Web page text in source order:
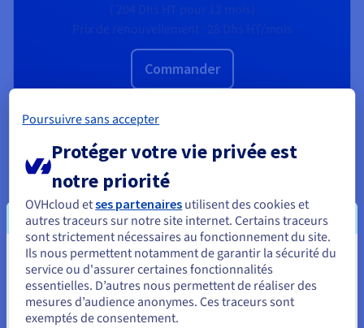
Commander
1 Go d'espace disque
2 adresses e-mail
WordPress installé
Les bonnes pratiques pour
un site web CV efficace
Vous semblez être localisé en États-
Unis.
Pour commander, rendez-vous sur le site de votre pays (États-
Poursuivre sans accepter
Protéger votre vie privée est
notre priorité
OVHcloud etses partenaires utilisent des cookies et
autres traceurs sur notre site internet. Certains traceurs
sont strictement nécessaires au fonctionnement du site.
Ils nous permettent notamment de garantir la sécurité du
service ou d'assurer certaines fonctionnalités
essentielles. D’autres nous permettent de réaliser des
mesures d’audience anonymes. Ces traceurs sont
exemptés de consentement.